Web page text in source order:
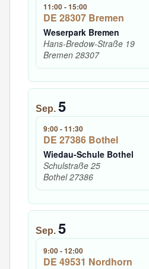
11:00-15:00
DE 28307 Bremen
Weserpark Bremen
Hans-Bredow-Straße 19
Bremen 28307
Sep. 5
9:00-11:30
DE 27386 Bothel
Wiedau-Schule Bothel
Schulstraße 25
Bothel27386
Sep. 5
9:00-12:00
DE 49531 Nordhorn